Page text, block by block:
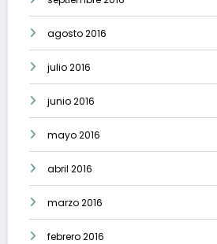
agosto 2016
julio 2016
junio 2016
mayo 2016
abril 2016
marzo 2016
febrero 2016